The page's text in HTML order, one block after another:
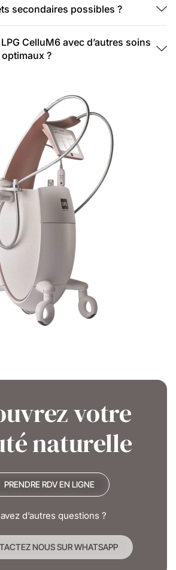
secondaires possibles ?
CelluM6 avec d’autres soins
?
votre
naturelle
PRENDRE RDV EN LIGNE
d’autres questions ?
NOUS SUR WHATSAPP